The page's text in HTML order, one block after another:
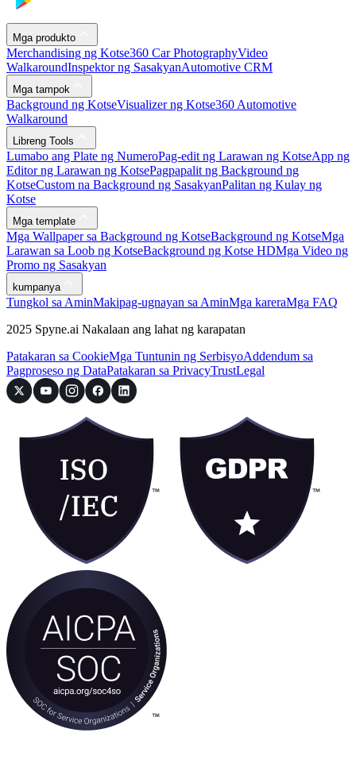
Mga produkto
Merchandising ng Kotse360 Car PhotographyVideo
WalkaroundInspektor ng SasakyanAutomotive CRM
Mga tampok
Background ng KotseVisualizer ng Kotse360 Automotive
Walkaround
Libreng Tools
Lumabo ang Plate ng NumeroPag-edit ng Larawan ng KotseApp ng
Editor ng Larawan ng KotsePagpapalit ng Background ng
KotseCustom na Background ng SasakyanPalitan ng Kulay ng
Kotse
Mga template
Mga Wallpaper sa Background ng KotseBackground ng KotseMga
Larawan sa Loob ng KotseBackground ng Kotse HDMga Video ng
Promo ng Sasakyan
kumpanya
Tungkol sa AminMakipag-ugnayan sa AminMga kareraMga FAQ
2025 Spyne.ai Nakalaan ang lahat ng karapatan
Patakaran sa CookieMga Tuntunin ng SerbisyoAddendum sa
Pagproseso ng DataPatakaran sa PrivacyTrustLegal